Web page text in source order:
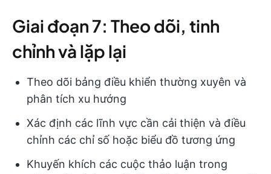
Giai đoạn 7: Theo dõi, tinh
chỉnh và lặp lại
Theo dõi bảng điều khiển thường xuyên và
phân tích xu hướng
Xác định các lĩnh vực cần cải thiện và điều
chỉnh các chỉ số hoặc biểu đồ tương ứng
Khuyến khích các cuộc thảo luận trong